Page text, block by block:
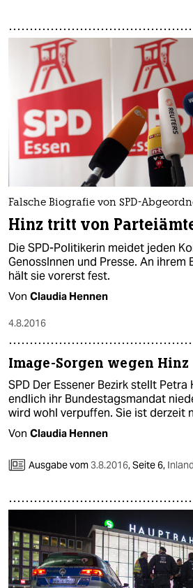
Falsche Biografie von SPD-
Hinz tritt von
Die SPD-Politikerin meidet jeden
GenossInnen und Presse. An
hält sie vorerst fest.
Von Claudia Hennen
4.8.2016
Image-Sorgen wegen Hinz
SPD Der Essener Bezirk stellt Petra
endlich ihr Bundestagsmandat
wird wohl verpuffen. Sie ist derzeit
Von Claudia Hennen
Ausgabe vom3.8.2016,Seite 6, Inland